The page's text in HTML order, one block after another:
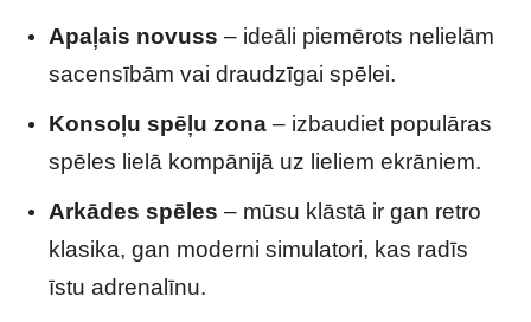
Apaļais novuss – ideāli piemērots nelielām
sacensībām vai draudzīgai spēlei.
Konsoļu spēļu zona – izbaudiet populāras
spēles lielā kompānijā uz lieliem ekrāniem.
Arkādes spēles – mūsu klāstā ir gan retro
klasika, gan moderni simulatori, kas radīs
īstu adrenalīnu.